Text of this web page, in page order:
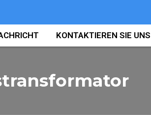
KONTAKTIEREN SIE UNS